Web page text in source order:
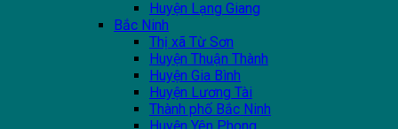
Huyện Lạng Giang
Bắc Ninh
Thị xã Từ Sơn
Huyện Thuận Thành
Huyện Gia Bình
Huyện Lương Tài
Thành phố Bắc Ninh